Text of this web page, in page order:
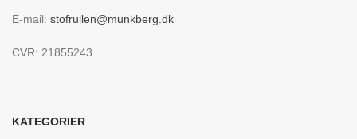
E-mail: stofrullen@munkberg.dk
CVR: 21855243
KATEGORIER